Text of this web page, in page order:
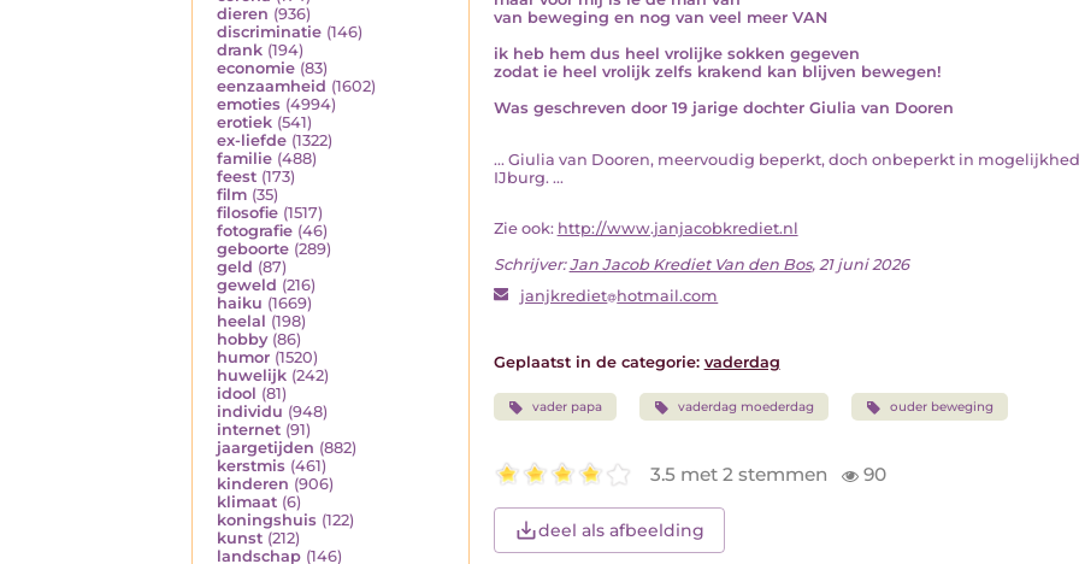
dieren (936)
discriminatie (146)
drank (194)
economie (83)
eenzaamheid (1602)
emoties (4994)
erotiek (541)
ex-liefde (1322)
familie (488)
feest (173)
film (35)
filosofie (1517)
fotografie (46)
geboorte (289)
geld (87)
geweld (216)
haiku (1669)
heelal (198)
hobby (86)
humor (1520)
huwelijk (242)
idool (81)
individu (948)
internet (91)
jaargetijden (882)
kerstmis (461)
kinderen (906)
klimaat (6)
koningshuis (122)
kunst (212)
landschap (146)
van beweging en nog van veel meer VAN
ik heb hem dus heel vrolijke sokken gegeven
zodat ie heel vrolijk zelfs krakend kan blijven bewegen!
Was geschreven door 19 jarige dochter Giulia van Dooren
... Giulia van Dooren, meervoudig beperkt, doch onbeperkt in
IJburg. ...
Zie ook: http://www.janjacobkrediet.nl
Schrijver:Jan Jacob Krediet Van den Bos, 21 juni 2026
janjkrediet hotmail.com
Geplaatst in de categorie: vaderdag
vader papa vaderdag moederdag ouder beweging
3.5 met 2 stemmen 90
deel als afbeelding